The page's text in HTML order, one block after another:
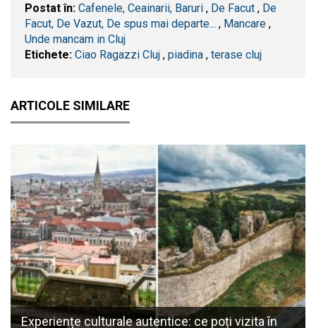
Postat în: Cafenele, Ceainarii, Baruri , De Facut , De
Facut, De Vazut, De spus mai departe... , Mancare ,
Unde mancam in Cluj
Etichete: Ciao Ragazzi Cluj , piadina , terase cluj
ARTICOLE SIMILARE
Experiențe culturale autentice: ce poți vizita în